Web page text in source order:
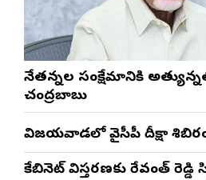
నేతన్నల సంక్షేమానికి
చంద్రబాబు
విజయవాడలో వైసీపీ దీక్షా శిబిరం
కేబినెట్ విస్తరణకు రేవంత్ రెడ్డి